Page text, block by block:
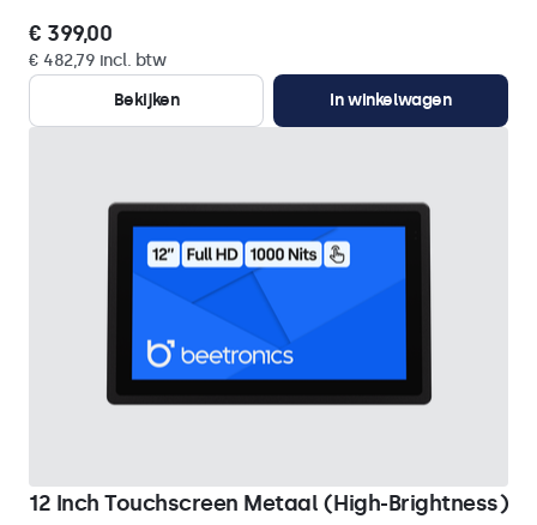
€ 399,00
€ 482,79 incl. btw
Bekijken
In winkelwagen
12 Inch Touchscreen Metaal (High-Brightness)